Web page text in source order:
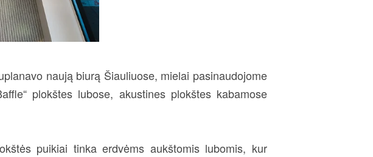
naują biurą Šiauliuose, mielai pasinaudojome
plokštes lubose, akustines plokštes kabamose
puikiai tinka erdvėms aukštomis lubomis, kur